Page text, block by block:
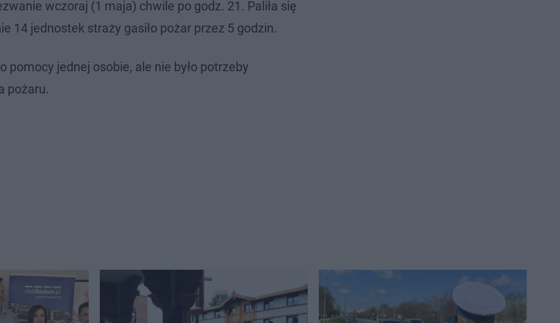
wczoraj (1 maja) chwile po godz. 21. Paliła się
14 jednostek straży gasiło pożar przez 5 godzin.
jednej osobie, ale nie było potrzeby
pożaru.